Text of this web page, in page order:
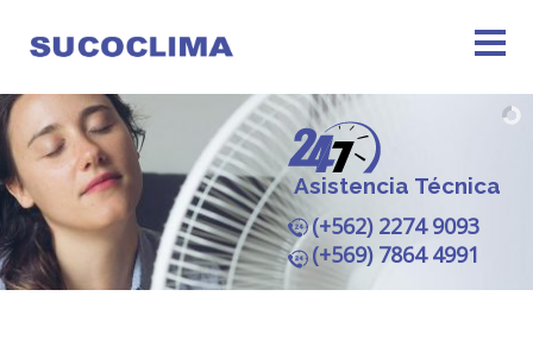
Asistencia Técnica
(+569) 7864 4991
(+562) 2274 9093